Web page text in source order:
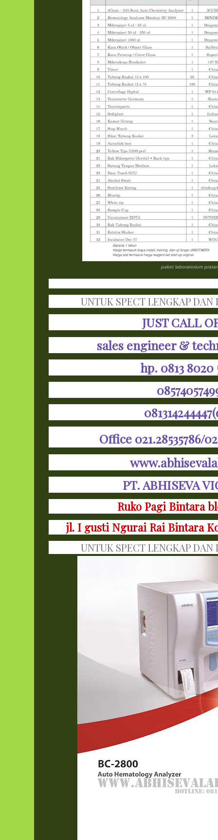
paket laboratorium
UNTUK SPECT LENGKAP DAN
JUST CALL
sales engineer &
hp. 0813
Office 021.28535786/
PT. ABHISEVA
Ruko Pagi Bintara
jl. I gusti Ngurai Rai Bintara
UNTUK SPECT LENGKAP DAN